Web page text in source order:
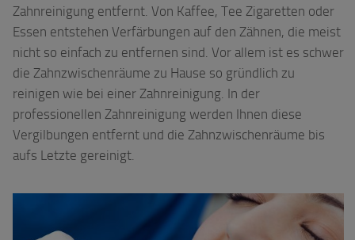
Zahnreinigung entfernt. Von Kaffee, Tee Zigaretten oder
Essen entstehen Verfärbungen auf den Zähnen, die meist
nicht so einfach zu entfernen sind. Vor allem ist es schwer
die Zahnzwischenräume zu Hause so gründlich zu
reinigen wie bei einer Zahnreinigung. In der
professionellen Zahnreinigung werden Ihnen diese
Vergilbungen entfernt und die Zahnzwischenräume bis
aufs Letzte gereinigt.